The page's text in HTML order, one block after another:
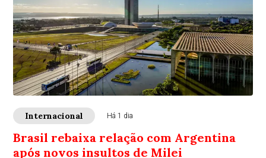
Internacional Há 1 dia
Brasil rebaixa relação com Argentina
após novos insultos de Milei